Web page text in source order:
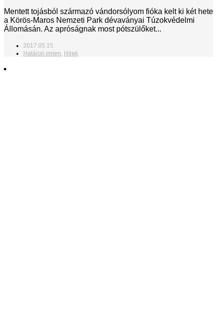
Mentett tojásból származó vándorsólyom fióka kelt ki két hete
a Körös-Maros Nemzeti Park dévaványai Túzokvédelmi
Állomásán. Az apróságnak most pótszülőket...
2017.05.15.
Határon innen, Hírek